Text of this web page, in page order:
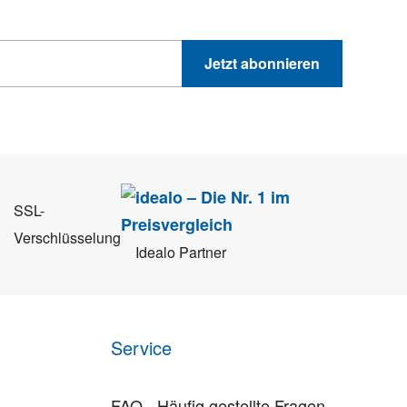
Jetzt abonnieren
SSL-
Verschlüsselung
Idealo Partner
Service